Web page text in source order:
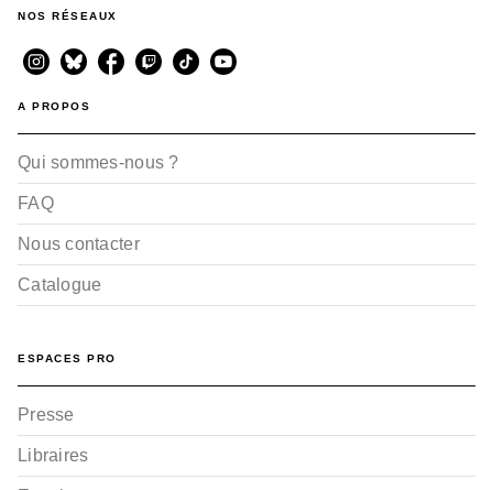
NOS RÉSEAUX
A PROPOS
Qui sommes-nous ?
FAQ
Nous contacter
Catalogue
ESPACES PRO
Presse
Libraires